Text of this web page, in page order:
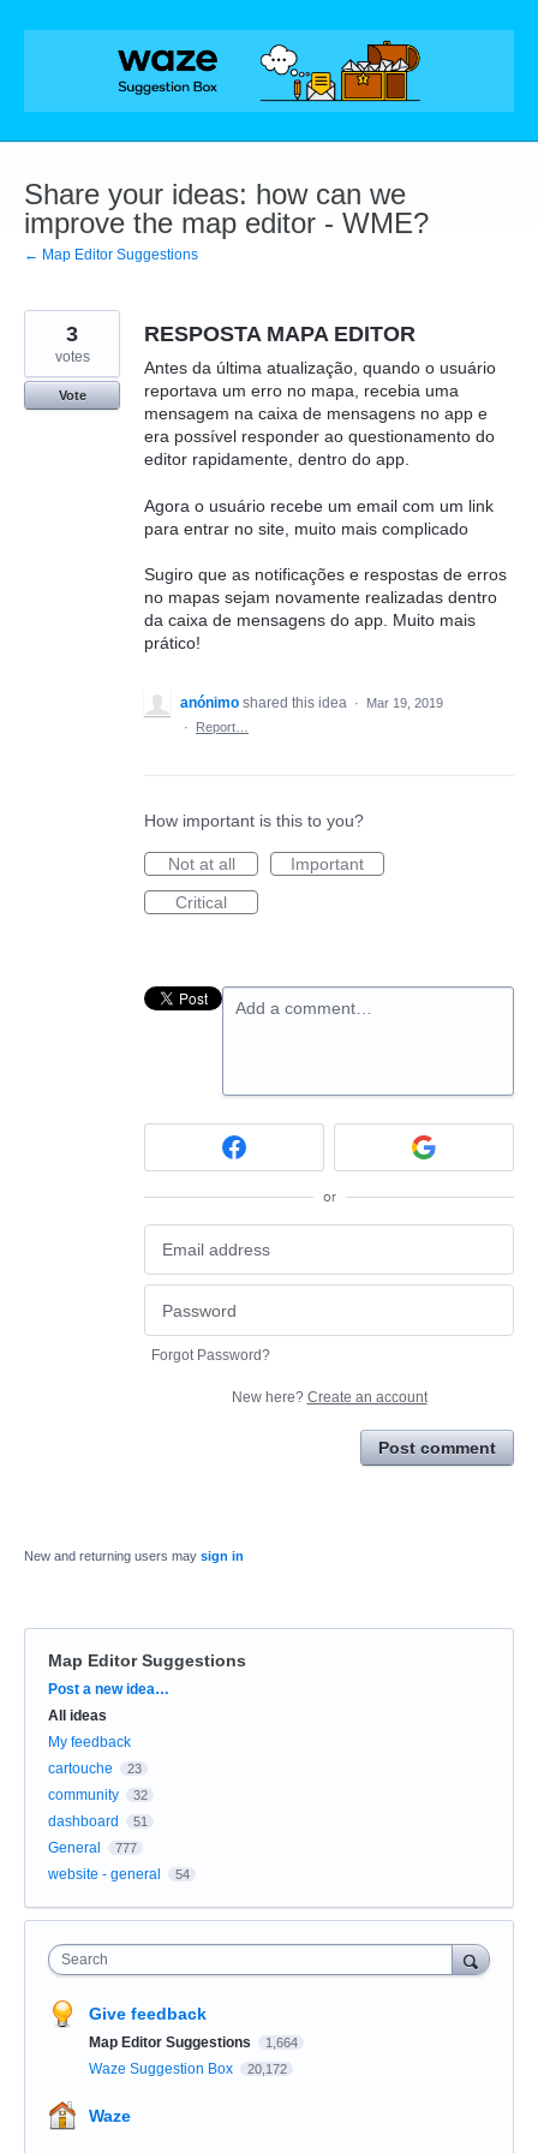
Skip
Share your ideas: how can we
improve the map editor - WME?
← Map Editor Suggestions
RESPOSTA MAPA EDITOR
Antes da última atualização, quando o usuário
reportava um erro no mapa, recebia uma
mensagem na caixa de mensagens no app e
era possível responder ao questionamento do
editor rapidamente, dentro do app.
Agora o usuário recebe um email com um link
para entrar no site, muito mais complicado
Sugiro que as notificações e respostas de erros
no mapas sejam novamente realizadas dentro
da caixa de mensagens do app. Muito mais
prático!
3
votes
Vote
anónimo shared this idea ·
Mar 19, 2019
·
Report…
How important is this to you?
Not at all
Important
Critical
Add a comment…
or
Forgot Password?
New here? Create an account
Post comment
New and returning users may sign in
Map Editor Suggestions
Categories
Post a new idea…
All ideas
My feedback
cartouche
23
community 32
dashboard 51
General 777
website - general 54
Search
Give feedback
Map Editor Suggestions 1,664
Waze Suggestion Box 20,172
Waze